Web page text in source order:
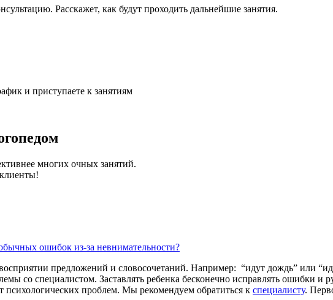
Расскажет, как будут проходить дальнейшие занятия.
и приступаете к занятиям
многих очных занятий.
ошибок из-за невнимательности?
предложений и словосочетаний. Например: “идут дождь” или
со специалистом. Заставлять ребенка бесконечно исправлять ошибки и
психологических проблем. Мы рекомендуем обратиться к специалисту.